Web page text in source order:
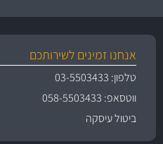
אנחנו זמינים לשירותכם
טלפון: 03-5503433
ווטסאפ: 058-5503433
ביטול עיסקה